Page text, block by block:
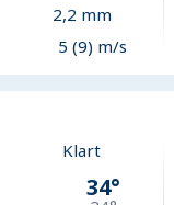
2,2 mm
5 (9) m/s
Klart
34°